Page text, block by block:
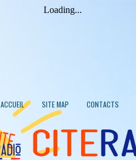
ACCUEIL SITE MAP CONTACTS